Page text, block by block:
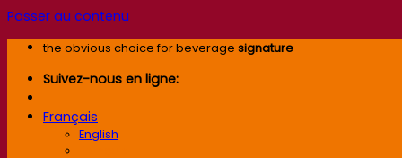
Passer au contenu
the obvious choice for beverage signature
Suivez-nous en ligne:
Français
English